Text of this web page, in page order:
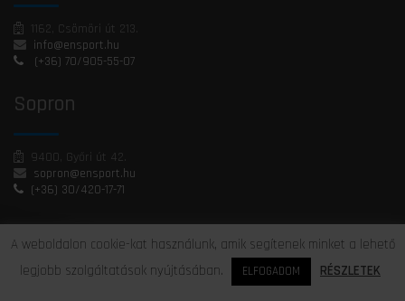
Budapest
1162, Csömöri út 213.
(+36) 70/905-55-07
Sopron
9400, Győri út 42.
(+36) 30/420-17-71
Miskolc
A weboldalon cookie-kat használunk, amik segítenek minket a lehető
legjobb szolgáltatások nyújtásában.
ELFOGADOM RÉSZLETEK